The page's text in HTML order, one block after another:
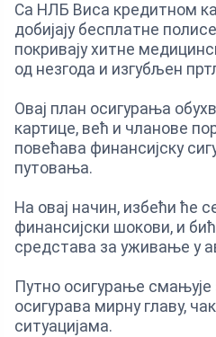
Са НЛБ Виса кредитном
добијају бесплатне
покривају хитне
од незгода и изгубљен
Овај план осигурања
картице, већ и чланове
повећава финансијску
путовања.
На овај начин, избећи ће
финансијски шокови, и
средстава за уживање у
Путно осигурање смањује
осигурава мирну главу,
ситуацијама.